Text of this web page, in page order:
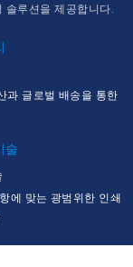
솔루션을 제공합니다.
과 글로벌 배송을 통한
에 맞는 광범위한 인쇄